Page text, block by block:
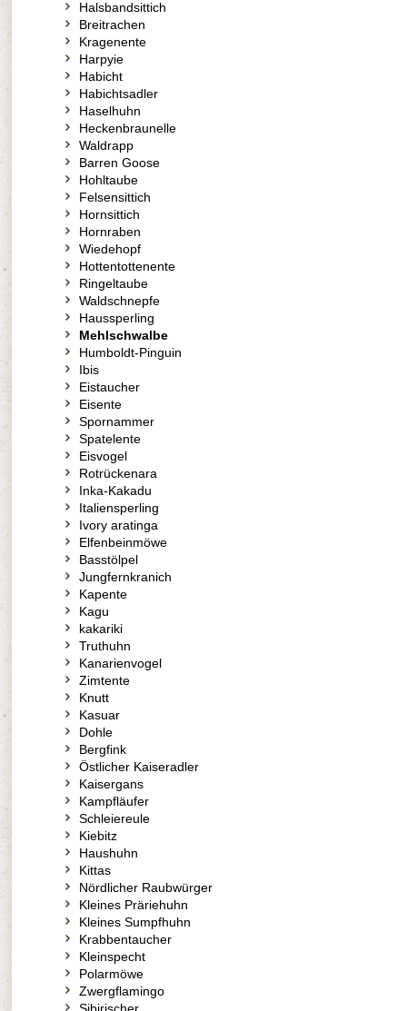
Halsbandsittich
Breitrachen
Kragenente
Harpyie
Habicht
Habichtsadler
Haselhuhn
Heckenbraunelle
Waldrapp
Barren Goose
Hohltaube
Felsensittich
Hornsittich
Hornraben
Wiedehopf
Hottentottenente
Ringeltaube
Waldschnepfe
Haussperling
Mehlschwalbe
Humboldt-Pinguin
Ibis
Eistaucher
Eisente
Spornammer
Spatelente
Eisvogel
Rotrückenara
Inka-Kakadu
Italiensperling
Ivory aratinga
Elfenbeinmöwe
Basstölpel
Jungfernkranich
Kapente
Kagu
kakariki
Truthuhn
Kanarienvogel
Zimtente
Knutt
Kasuar
Dohle
Bergfink
Östlicher Kaiseradler
Kaisergans
Kampfläufer
Schleiereule
Kiebitz
Haushuhn
Kittas
Nördlicher Raubwürger
Kleines Präriehuhn
Kleines Sumpfhuhn
Krabbentaucher
Kleinspecht
Polarmöwe
Zwergflamingo